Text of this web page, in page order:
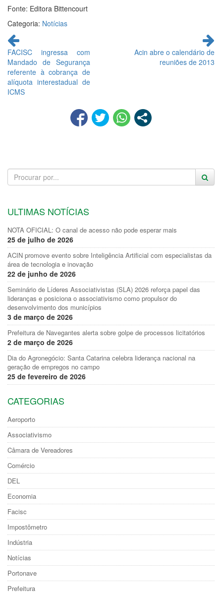
Fonte: Editora Bittencourt
Categoria: Notícias
Continue
lendo
FACISC ingressa com
Mandado de Segurança
referente à cobrança de
alíquota interestadual de
ICMS
Acin abre o calendário de
reuniões de 2013
ULTIMAS NOTÍCIAS
NOTA OFICIAL: O canal de acesso não pode esperar mais
25 de julho de 2026
ACIN promove evento sobre Inteligência Artificial com especialistas da
área de tecnologia e inovação
22 de junho de 2026
Seminário de Líderes Associativistas (SLA) 2026 reforça papel das
lideranças e posiciona o associativismo como propulsor do
desenvolvimento dos municípios
3 de março de 2026
Prefeitura de Navegantes alerta sobre golpe de processos licitatórios
2 de março de 2026
Dia do Agronegócio: Santa Catarina celebra liderança nacional na
geração de empregos no campo
25 de fevereiro de 2026
CATEGORIAS
Aeroporto
Associativismo
Câmara de Vereadores
Comércio
DEL
Economia
Facisc
Impostômetro
Indústria
Notícias
Portonave
Prefeitura